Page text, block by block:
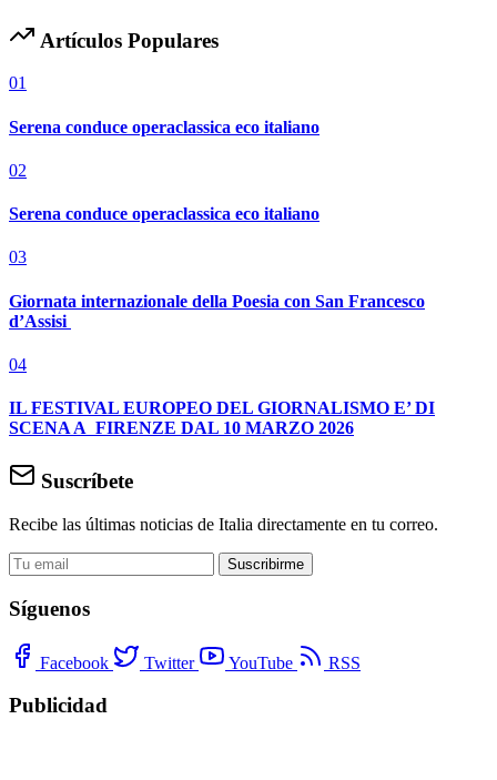
Artículos Populares
01
Serena conduce operaclassica eco italiano
02
Serena conduce operaclassica eco italiano
03
Giornata internazionale della Poesia con San Francesco
d’Assisi
04
IL FESTIVAL EUROPEO DEL GIORNALISMO E’ DI
SCENA A FIRENZE DAL 10 MARZO 2026
Suscríbete
Recibe las últimas noticias de Italia directamente en tu correo.
Suscribirme
Síguenos
Facebook Twitter YouTube RSS
Publicidad